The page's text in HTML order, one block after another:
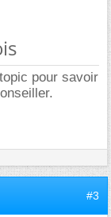
pour savoir
#3